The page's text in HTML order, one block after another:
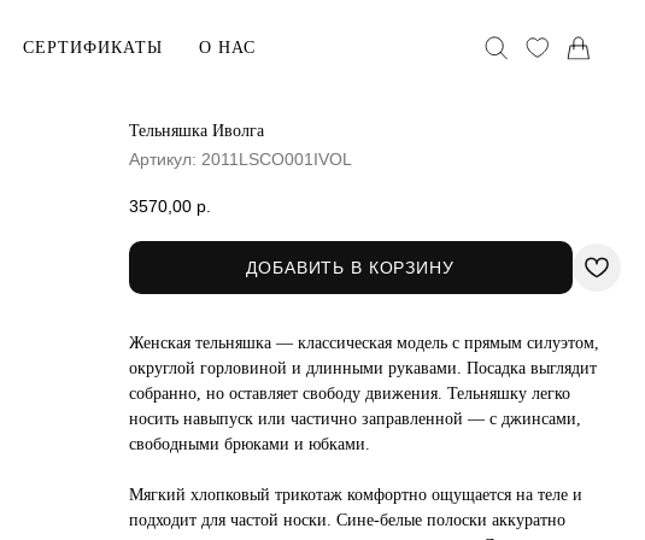
СЕРТИФИКАТЫ О НАС
Мешки для хранения
Столовое бельё
АКСЕССУАРЫ
Воротники
В ПОДАРОК
Сертификаты
Открытки
Тельняшка Иволга
Артикул: 2011LSCO001IVOL
3570,00 р.
ДОБАВИТЬ В КОРЗИНУ
Женская тельняшка — классическая модель с прямым силуэтом,
округлой горловиной и длинными рукавами. Посадка выглядит
собранно, но оставляет свободу движения. Тельняшку легко
носить навыпуск или частично заправленной — с джинсами,
свободными брюками и юбками.
Мягкий хлопковый трикотаж комфортно ощущается на теле и
подходит для частой носки. Сине-белые полоски аккуратно